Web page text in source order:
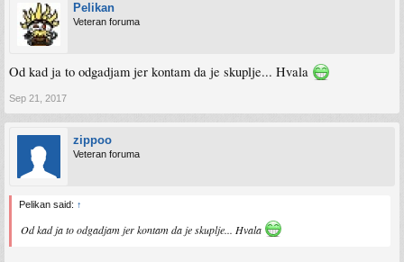
Pelikan
Veteran foruma
Od kad ja to odgadjam jer kontam da je skuplje... Hvala
Sep 21, 2017
zippoo
Veteran foruma
Pelikan said: ↑
Od kad ja to odgadjam jer kontam da je skuplje... Hvala